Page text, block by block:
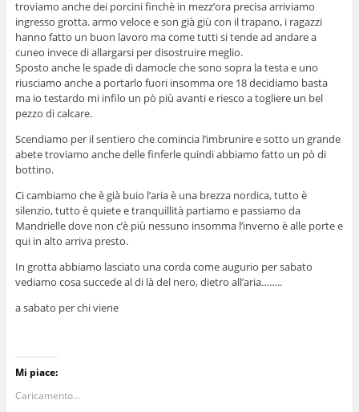
troviamo anche dei porcini finchè in mezz’ora precisa arriviamo
ingresso grotta. armo veloce e son già giù con il trapano, i ragazzi
hanno fatto un buon lavoro ma come tutti si tende ad andare a
cuneo invece di allargarsi per disostruire meglio.
Sposto anche le spade di damocle che sono sopra la testa e uno
riusciamo anche a portarlo fuori insomma ore 18 decidiamo basta
ma io testardo mi infilo un pò più avanti e riesco a togliere un bel
pezzo di calcare.
Scendiamo per il sentiero che comincia l’imbrunire e sotto un grande
abete troviamo anche delle finferle quindi abbiamo fatto un pò di
bottino.
Ci cambiamo che è già buio l’aria è una brezza nordica, tutto è
silenzio, tutto è quiete e tranquillità partiamo e passiamo da
Mandrielle dove non c’è più nessuno insomma l’inverno è alle porte e
qui in alto arriva presto.
In grotta abbiamo lasciato una corda come augurio per sabato
vediamo cosa succede al di là del nero, dietro all’aria……..
a sabato per chi viene
Mi piace:
Caricamento...